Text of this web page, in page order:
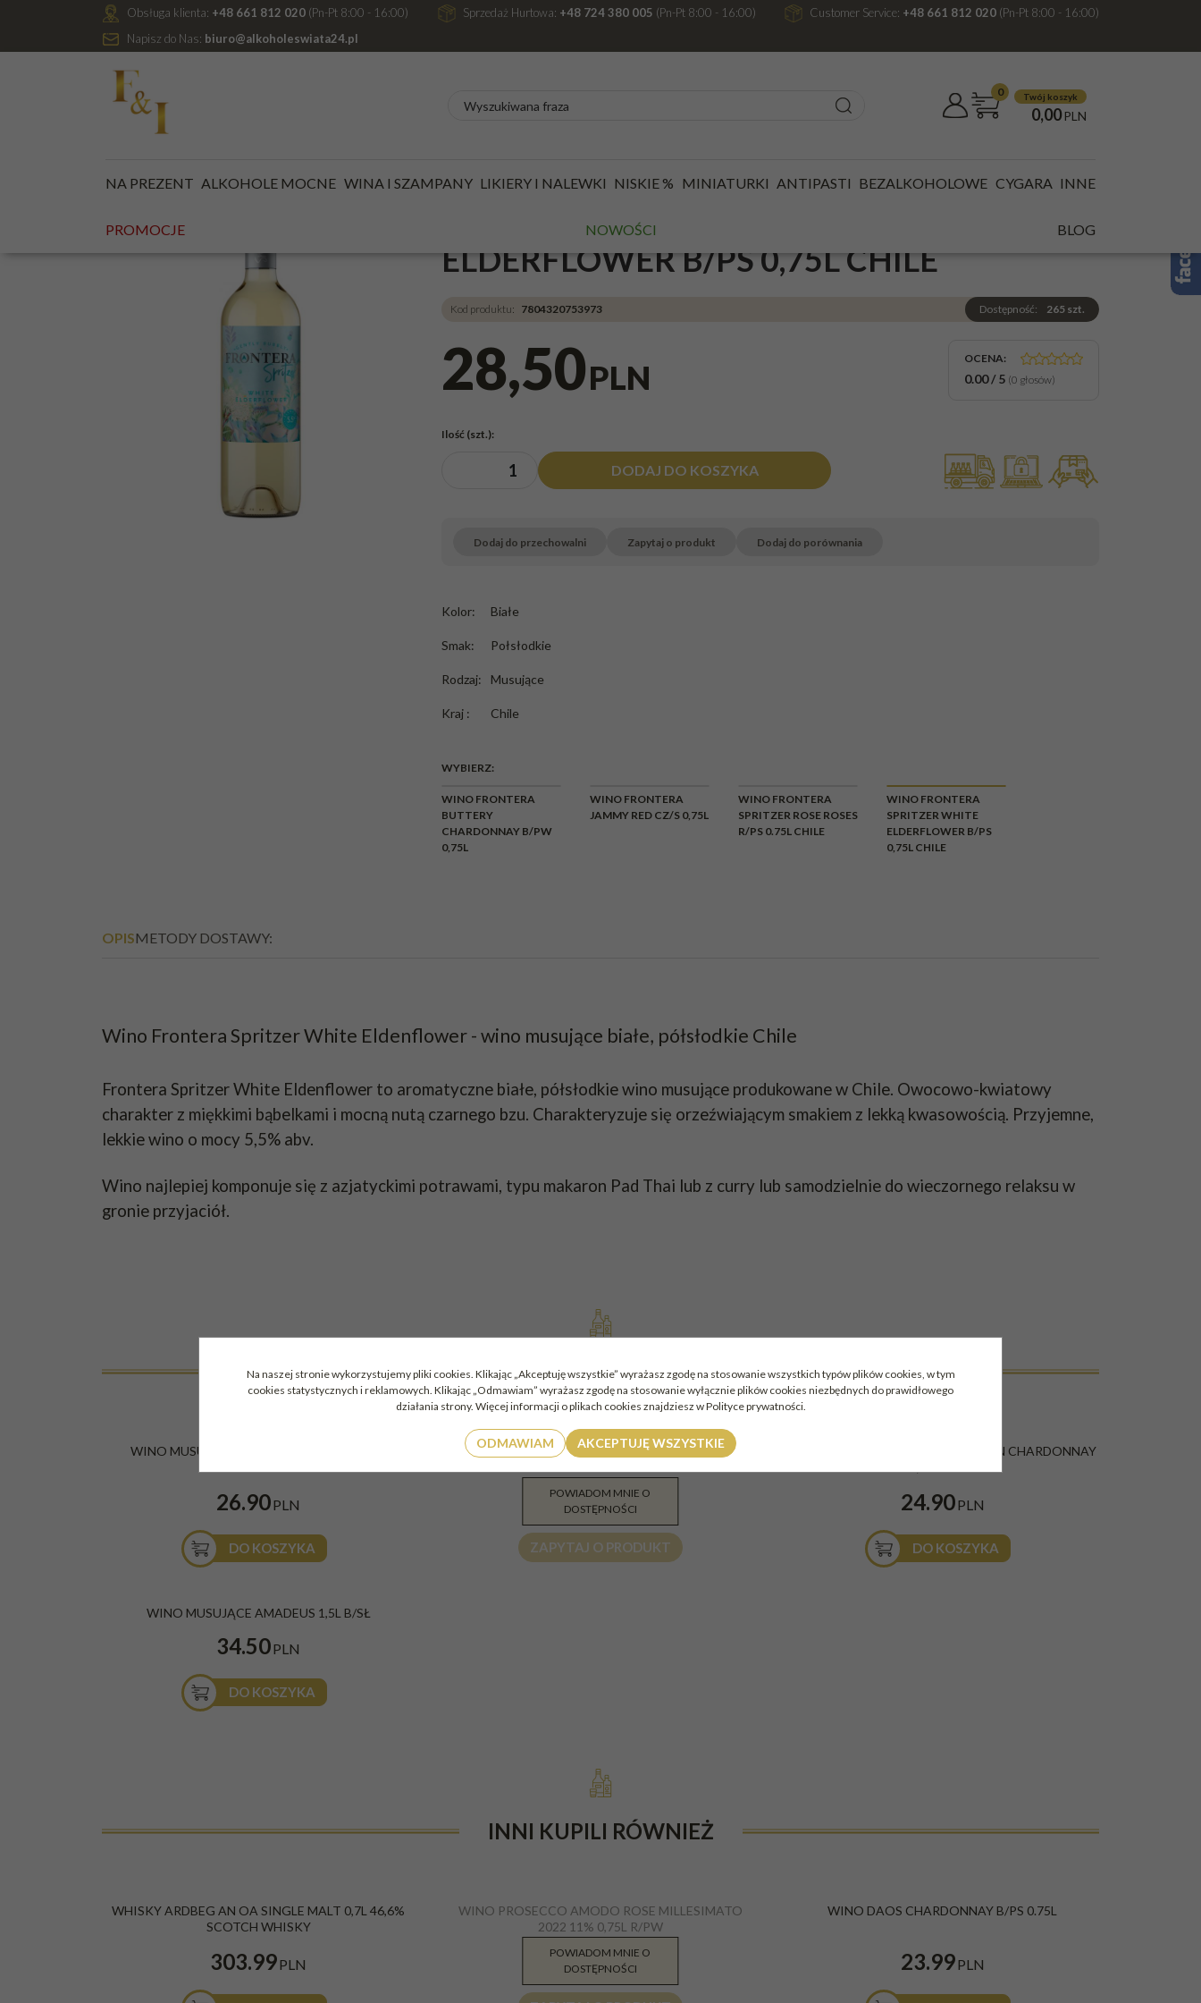
Obsługa klienta: +48 661 812 020 (Pn-Pt 8:00 - 16:00) Sprzedaż Hurtowa: +48 724 380 005 (Pn-Pt 8:00 - 16:00) Customer Service: +48 661 812 020 (Pn-Pt 8:00 - 16:00)
Napisz do Nas: biuro@alkoholeswiata24.pl
0 Twój koszyk
0,00 PLN
NA PREZENT ALKOHOLE MOCNE WINA I SZAMPANY LIKIERY I NALEWKI NISKIE % MINIATURKI ANTIPASTI BEZALKOHOLOWE CYGARA INNE
PROMOCJE NOWOŚCI BLOG
WINO FRONTERA SPRITZER WHITE
ELDERFLOWER B/PS 0,75L CHILE
Kod produktu: 7804320753973 Dostępność: 265 szt.
OCENA:
0.00/5 (0 głosów)
28,50PLN
Ilość (szt.):
DODAJ DO KOSZYKA
Dodaj do przechowalni Zapytaj o produkt Dodaj do porównania
Kolor: Białe
Smak: Połsłodkie
Rodzaj: Musujące
Kraj : Chile
WYBIERZ:
WINO FRONTERA
BUTTERY
CHARDONNAY B/PW
0,75L
BRAK
WINO FRONTERA
JAMMY RED CZ/S 0,75L
WINO FRONTERA
SPRITZER ROSE ROSES
R/PS 0.75L CHILE
WINO FRONTERA
SPRITZER WHITE
ELDERFLOWER B/PS
0,75L CHILE
OPISMETODY DOSTAWY:
Wino Frontera Spritzer White Eldenflower - wino musujące białe, półsłodkie Chile
Frontera Spritzer White Eldenflower to aromatyczne białe, półsłodkie wino musujące produkowane w Chile. Owocowo-kwiatowy
charakter z miękkimi bąbelkami i mocną nutą czarnego bzu. Charakteryzuje się orzeźwiającym smakiem z lekką kwasowością. Przyjemne,
lekkie wino o mocy 5,5% abv.
Wino najlepiej komponuje się z azjatyckimi potrawami, typu makaron Pad Thai lub z curry lub samodzielnie do wieczornego relaksu w
gronie przyjaciół.
PODOBNE DO
WINO MUSUJĄCE ALITA MUSCAT 0,75L B/S
26.90PLN
DO KOSZYKA
WINO MUSUJĄCE ALITA LIVI ALKOHOL FREE 0,75L
24.99 PLN
ZAPYTAJ O PRODUKT
POWIADOM MNIE O
DOSTĘPNOŚCI
WINO MUSUJĄCE ALITA SELECTION CHARDONNAY
24.90PLN
DO KOSZYKA
WINO MUSUJĄCE AMADEUS 1,5L B/SŁ
34.50PLN
DO KOSZYKA
INNI KUPILI RÓWNIEŻ
WHISKY ARDBEG AN OA SINGLE MALT 0,7L 46,6%
SCOTCH WHISKY
303.99PLN
WINO PROSECCO AMODO ROSE MILLESIMATO
2022 11% 0,75L R/PW
35.90 PLN
POWIADOM MNIE O
DOSTĘPNOŚCI
WINO DAOS CHARDONNAY B/PS 0.75L
23.99PLN
Na naszej stronie wykorzystujemy pliki cookies. Klikając „Akceptuję wszystkie” wyrażasz zgodę na stosowanie wszystkich typów plików cookies, w tym
cookies statystycznych i reklamowych. Klikając „Odmawiam” wyrażasz zgodę na stosowanie wyłącznie plików cookies niezbędnych do prawidłowego
działania strony. Więcej informacji o plikach cookies znajdziesz w Polityce prywatności.
ODMAWIAM AKCEPTUJĘ WSZYSTKIE